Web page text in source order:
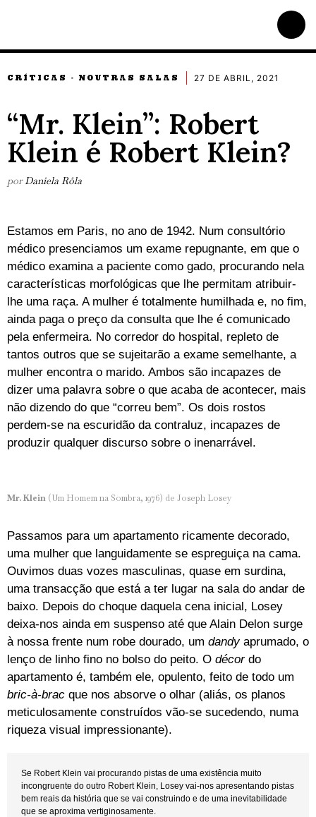
CRÍTICAS · NOUTRAS SALAS 27 DE ABRIL, 2021
“Mr. Klein”: Robert
Klein é Robert Klein?
porDaniela Rôla
Estamos em Paris, no ano de 1942. Num consultório
médico presenciamos um exame repugnante, em que o
médico examina a paciente como gado, procurando nela
características morfológicas que lhe permitam atribuir-
lhe uma raça. A mulher é totalmente humilhada e, no fim,
ainda paga o preço da consulta que lhe é comunicado
pela enfermeira. No corredor do hospital, repleto de
tantos outros que se sujeitarão a exame semelhante, a
mulher encontra o marido. Ambos são incapazes de
dizer uma palavra sobre o que acaba de acontecer, mais
não dizendo do que “correu bem”. Os dois rostos
perdem-se na escuridão da contraluz, incapazes de
produzir qualquer discurso sobre o inenarrável.
Mr. Klein (Um Homem na Sombra, 1976) de Joseph Losey
Passamos para um apartamento ricamente decorado,
uma mulher que languidamente se espreguiça na cama.
Ouvimos duas vozes masculinas, quase em surdina,
uma transacção que está a ter lugar na sala do andar de
baixo. Depois do choque daquela cena inicial, Losey
deixa-nos ainda em suspenso até que Alain Delon surge
à nossa frente num robe dourado, um dandyaprumado, o
lenço de linho fino no bolso do peito. O décordo
apartamento é, também ele, opulento, feito de todo um
bric-à-brac que nos absorve o olhar (aliás, os planos
meticulosamente construídos vão-se sucedendo, numa
riqueza visual impressionante).
Se Robert Klein vai procurando pistas de uma existência muito
incongruente do outro Robert Klein, Losey vai-nos apresentando pistas
bem reais da história que se vai construindo e de uma inevitabilidade
que se aproxima vertiginosamente.